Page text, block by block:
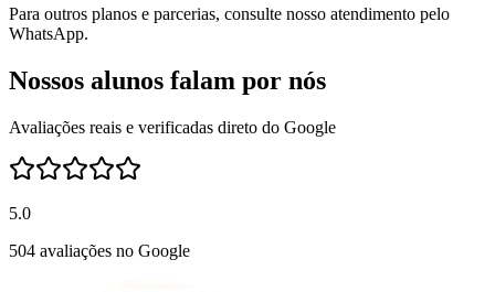
Para outros planos e parcerias, consulte nosso atendimento pelo
WhatsApp.
Nossos alunos falam por nós
Avaliações reais e verificadas direto do Google
5.0
504 avaliações no Google